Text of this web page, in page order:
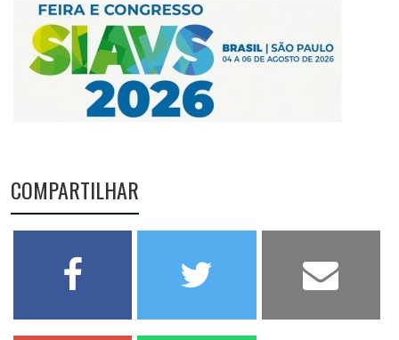
COMPARTILHAR